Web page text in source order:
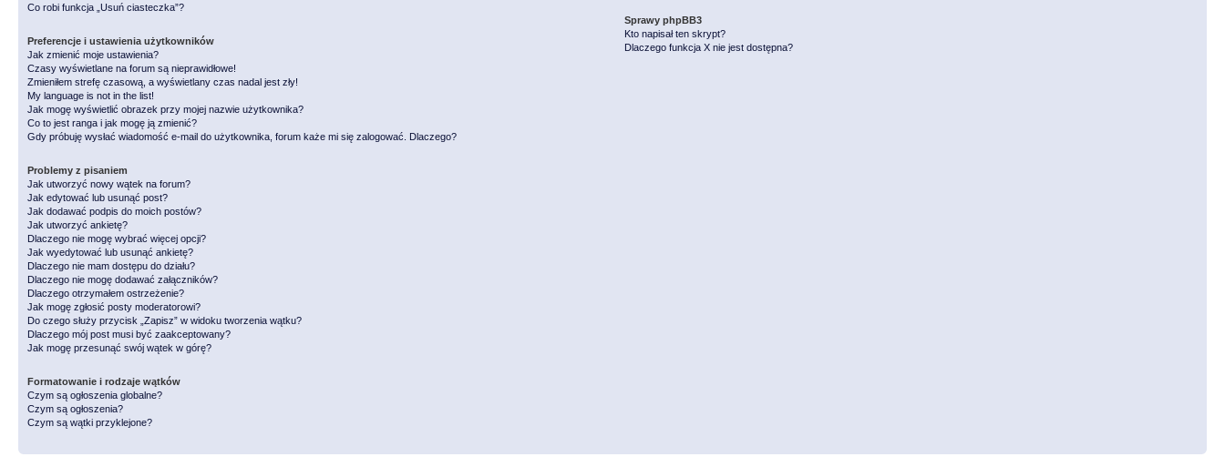
Co robi funkcja „Usuń ciasteczka”?
Preferencje i ustawienia użytkowników
Jak zmienić moje ustawienia?
Czasy wyświetlane na forum są nieprawidłowe!
Zmieniłem strefę czasową, a wyświetlany czas nadal jest zły!
My language is not in the list!
Jak mogę wyświetlić obrazek przy mojej nazwie użytkownika?
Co to jest ranga i jak mogę ją zmienić?
Gdy próbuję wysłać wiadomość e-mail do użytkownika, forum każe mi się zalogować. Dlaczego?
Problemy z pisaniem
Jak utworzyć nowy wątek na forum?
Jak edytować lub usunąć post?
Jak dodawać podpis do moich postów?
Jak utworzyć ankietę?
Dlaczego nie mogę wybrać więcej opcji?
Jak wyedytować lub usunąć ankietę?
Dlaczego nie mam dostępu do działu?
Dlaczego nie mogę dodawać załączników?
Dlaczego otrzymałem ostrzeżenie?
Jak mogę zgłosić posty moderatorowi?
Do czego służy przycisk „Zapisz” w widoku tworzenia wątku?
Dlaczego mój post musi być zaakceptowany?
Jak mogę przesunąć swój wątek w górę?
Formatowanie i rodzaje wątków
Czym są ogłoszenia globalne?
Czym są ogłoszenia?
Czym są wątki przyklejone?
Sprawy phpBB3
Kto napisał ten skrypt?
Dlaczego funkcja X nie jest dostępna?